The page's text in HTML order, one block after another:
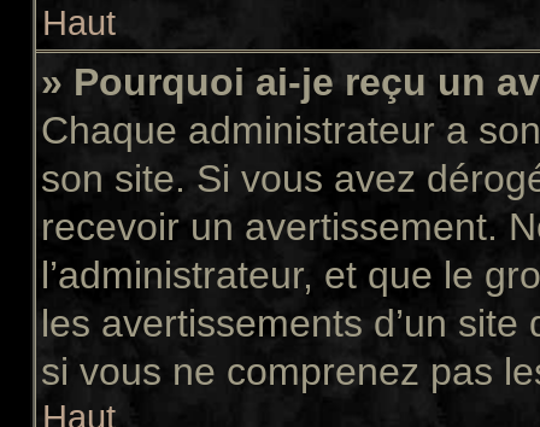
Haut
» Pourquoi ai-je reçu un
Chaque administrateur a
son site. Si vous avez
recevoir un avertissement.
l’administrateur, et que le
les avertissements d’un
si vous ne comprenez pas
Haut